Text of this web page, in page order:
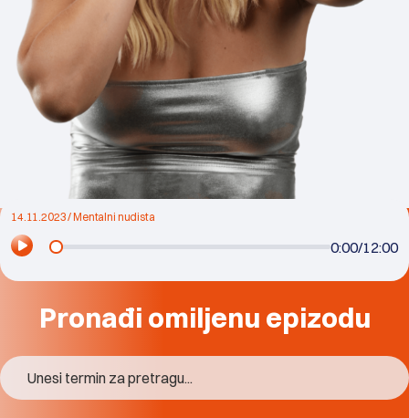
14.11.2023 / Mentalni nudista
0:00/12:00
Pronađi omiljenu epizodu